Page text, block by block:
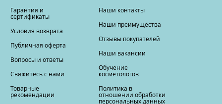
Гарантия и
сертификаты
Условия возврата
Публичная оферта
Вопросы и ответы
Свяжитесь с нами
Товарные
рекомендации
Наши контакты
Наши преимущества
Отзывы покупателей
Наши вакансии
Обучение
косметологов
Политика в
отношении обработки
персональных данных